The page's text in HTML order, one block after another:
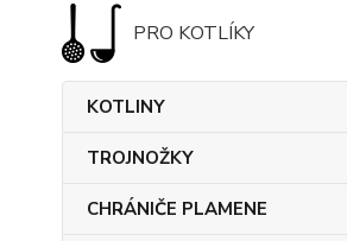
PRO KOTLÍKY
KOTLINY
TROJNOŽKY
CHRÁNIČE PLAMENE